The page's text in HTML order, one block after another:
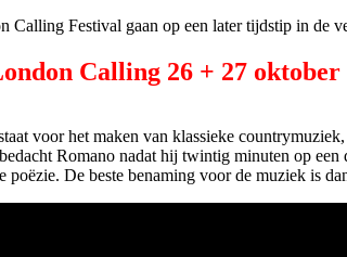
Calling Festival gaan op een later tijdstip in de
Calling 26 + 27 oktober
voor het maken van klassieke
Romano nadat hij twintig minuten op
poëzie. De beste benaming voor de muziek is